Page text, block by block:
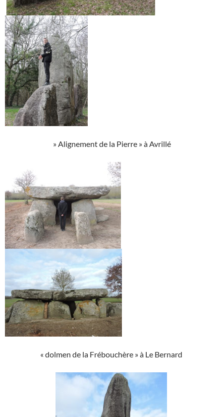
» Alignement de la Pierre » à Avrillé
« dolmen de la Frébouchère » à Le Bernard